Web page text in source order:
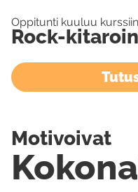
Oppitunti kuuluu kurssiin
Rock-
Motivoivat